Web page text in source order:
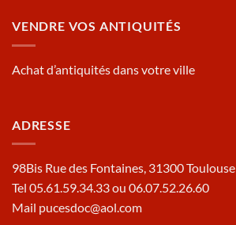
VENDRE VOS ANTIQUITÉS
Achat d’antiquités dans votre ville
ADRESSE
98Bis Rue des Fontaines, 31300 Toulouse
Tel 05.61.59.34.33 ou 06.07.52.26.60
Mail pucesdoc@aol.com